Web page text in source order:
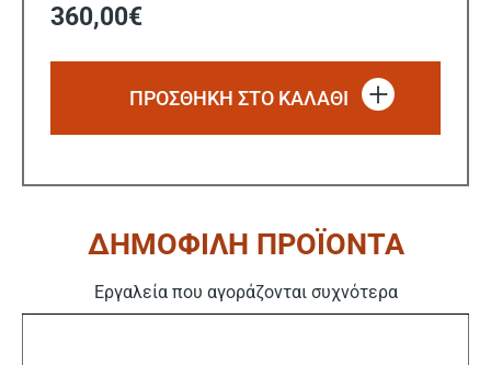
360,00€
ΠΡΟΣΘΗΚΗ ΣΤΟ ΚΑΛΑΘΙ
ΔΗΜΟΦΙΛΗ ΠΡΟΪΟΝΤΑ
Εργαλεία που αγοράζονται συχνότερα